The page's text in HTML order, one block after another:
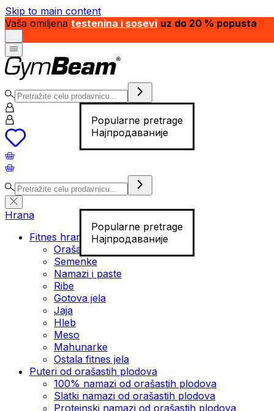
Skip to main content
Vaša omiljena testenina i sosevi uz do 20 % popusta
Popularne pretrage
Најпродаваније
Popularne pretrage
Најпродаваније
Hrana
Fitnes hrana
Orašasti plodovi
Semenke
Namazi i paste
Ribe
Gotova jela
Јаја
Hleb
Meso
Mahunarke
Ostala fitnes jela
Puteri od orašastih plodova
100% namazi od orašastih plodova
Slatki namazi od orašastih plodova
Proteinski namazi od orašastih plodova